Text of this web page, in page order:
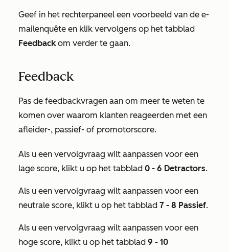
Geef in het rechterpaneel een voorbeeld van de e-
mailenquête en klik vervolgens op het tabblad
Feedbackom verder te gaan.
Feedback
Pas de feedbackvragen aan om meer te weten te
komen over waarom klanten reageerden met een
afleider-, passief- of promotorscore.
Als u een vervolgvraag wilt aanpassen voor een
lage score, klikt u op het tabblad 0 - 6 Detractors.
Als u een vervolgvraag wilt aanpassen voor een
neutrale score, klikt u op het tabblad 7 - 8 Passief.
Als u een vervolgvraag wilt aanpassen voor een
hoge score, klikt u op het tabblad 9 - 10